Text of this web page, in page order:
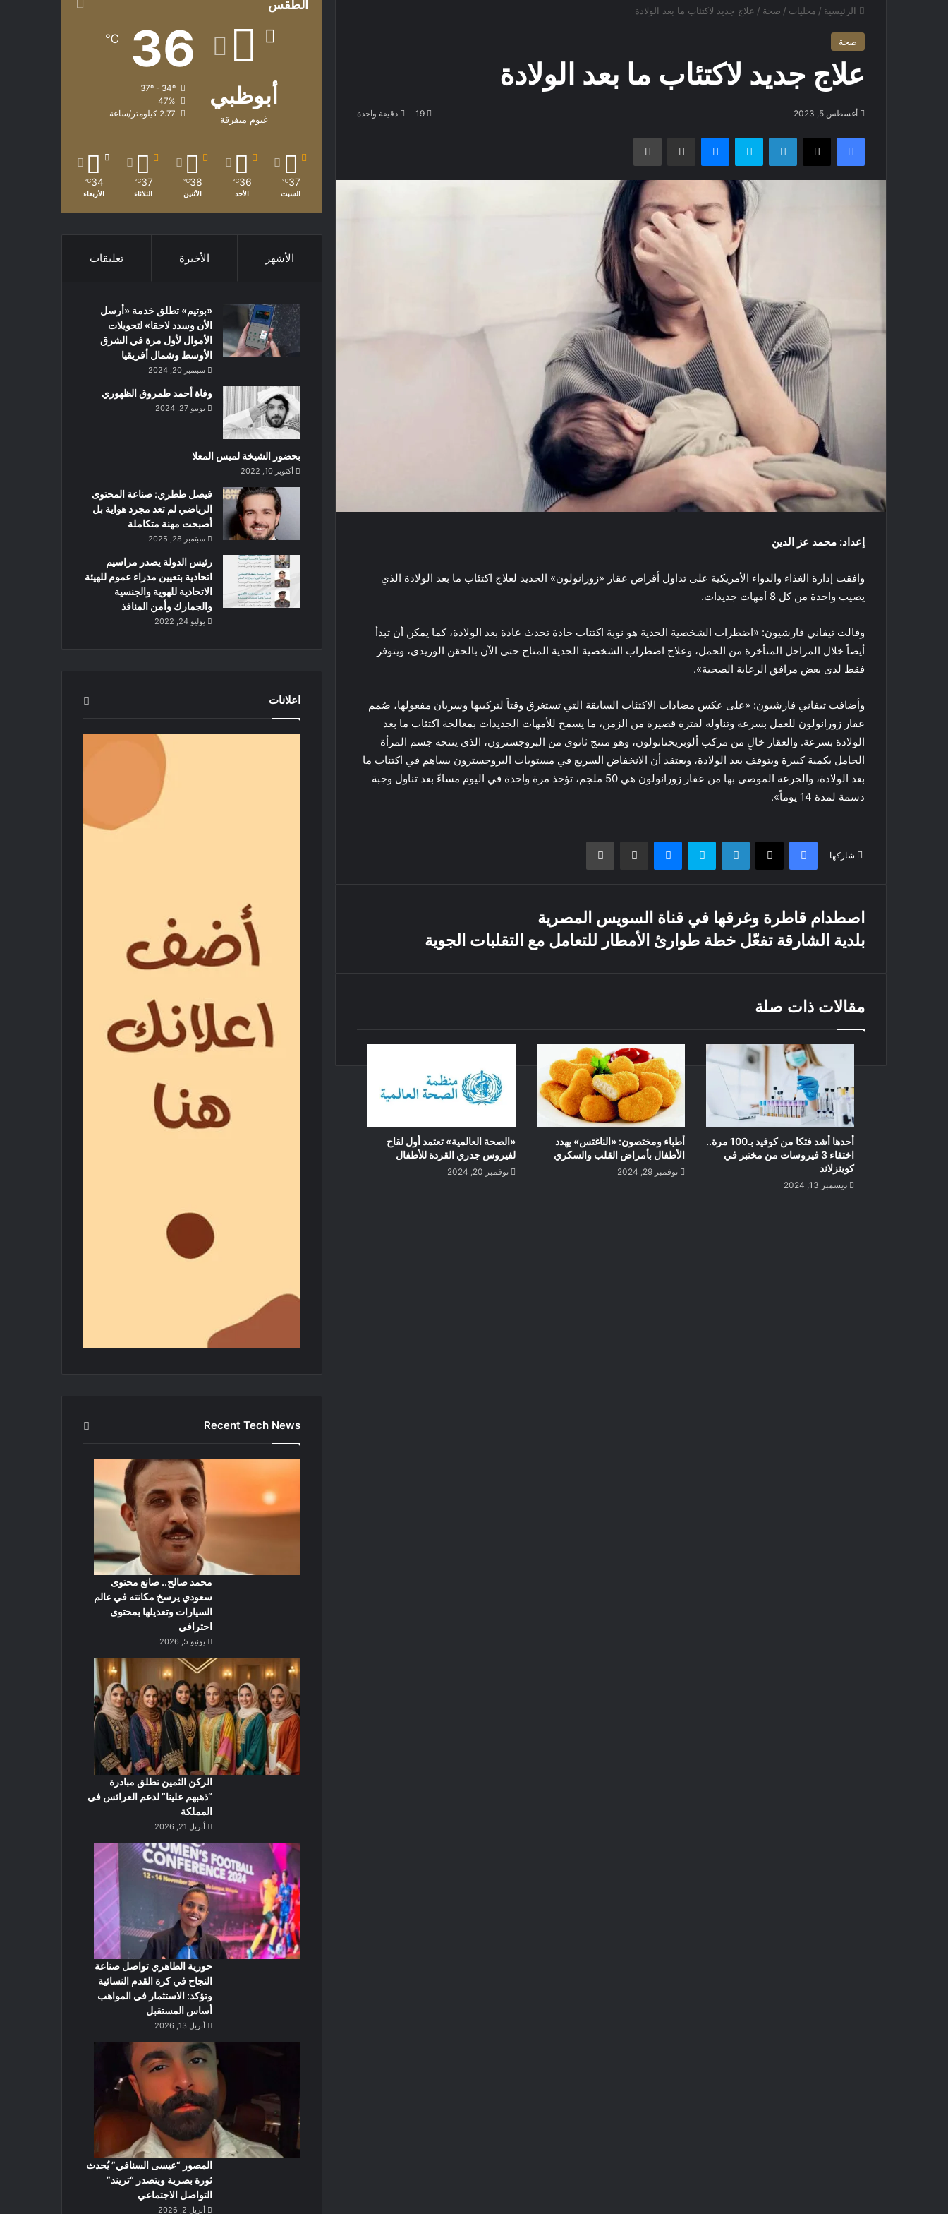
الرئيسية / محليات / صحة / علاج جديد لاكتئاب ما بعد الولادة
صحة
علاج جديد لاكتئاب ما بعد الولادة
أغسطس 5, 2023 19 دقيقة واحدة
فيسبوك X لينكدإن سكايب ماسنجر مشاركة عبر البريد طباعة
إعداد: محمد عز الدين
وافقت إدارة الغذاء والدواء الأمريكية على تداول أقراص عقار «زورانولون» الجديد لعلاج اكتئاب ما بعد الولادة الذي
يصيب واحدة من كل 8 أمهات جديدات.
وقالت تيفاني فارشيون: «اضطراب الشخصية الحدية هو نوبة اكتئاب حادة تحدث عادة بعد الولادة، كما يمكن أن تبدأ
أيضاً خلال المراحل المتأخرة من الحمل، وعلاج اضطراب الشخصية الحدية المتاح حتى الآن بالحقن الوريدي، ويتوفر
فقط لدى بعض مرافق الرعاية الصحية».
وأضافت تيفاني فارشيون: «على عكس مضادات الاكتئاب السابقة التي تستغرق وقتاً لتركيبها وسريان مفعولها، صُمم
عقار زورانولون للعمل بسرعة وتناوله لفترة قصيرة من الزمن، ما يسمح للأمهات الجديدات بمعالجة اكتئاب ما بعد
الولادة بسرعة. والعقار خالٍ من مركب ألوبريجنانولون، وهو منتج ثانوي من البروجسترون، الذي ينتجه جسم المرأة
الحامل بكمية كبيرة ويتوقف بعد الولادة، ويعتقد أن الانخفاض السريع في مستويات البروجسترون يساهم في اكتئاب ما
بعد الولادة، والجرعة الموصى بها من عقار زورانولون هي 50 ملجم، تؤخذ مرة واحدة في اليوم مساءً بعد تناول وجبة
دسمة لمدة 14 يوماً».
شاركها
فيسبوك X لينكدإن سكايب ماسنجر مشاركة عبر البريد طباعة
اصطدام قاطرة وغرقها في قناة السويس المصرية
بلدية الشارقة تفعّل خطة طوارئ الأمطار للتعامل مع التقلبات الجوية
مقالات ذات صلة
أحدها أشد فتكا من كوفيد بـ100 مرة..
اختفاء 3 فيروسات من مختبر في
كوينزلاند
ديسمبر 13, 2024
أطباء ومختصون: «الناغتس» يهدد
الأطفال بأمراض القلب والسكري
نوفمبر 29, 2024
«الصحة العالمية» تعتمد أول لقاح
لفيروس جدري القردة للأطفال
نوفمبر 20, 2024
الطقس
أبوظبي
غيوم متفرقة
36
℃
47%
2.77 كيلومتر/ساعة
37
℃
السبت
36
℃
الأحد
38
℃
الأثنين
37
℃
الثلاثاء
34
℃
الأربعاء
الأشهر الأخيرة تعليقات
«بوتيم» تطلق خدمة «أرسل
الأن وسدد لاحقا» لتحويلات
الأموال لأول مرة في الشرق
الأوسط وشمال أفريقيا
سبتمبر 20, 2024
وفاة أحمد طمروق الظهوري
يونيو 27, 2024
بحضور الشيخة لميس المعلا
أكتوبر 10, 2022
‏فيصل ططري: صناعة المحتوى
الرياضي لم تعد مجرد هواية بل
أصبحت مهنة متكاملة
سبتمبر 28, 2025
رئيس الدولة يصدر مراسيم
اتحادية بتعيين مدراء عموم للهيئة
الاتحادية للهوية والجنسية
والجمارك وأمن المنافذ
يوليو 24, 2022
اعلانات
Recent Tech News
محمد صالح.. صانع محتوى
سعودي يرسخ مكانته في عالم
السيارات وتعديلها بمحتوى
احترافي
يونيو 5, 2026
الركن الثمين تطلق مبادرة
“ذهبهم علينا” لدعم العرائس في
المملكة
أبريل 21, 2026
حورية الطاهري تواصل صناعة
النجاح في كرة القدم النسائية
وتؤكد: الاستثمار في المواهب
أساس المستقبل
أبريل 13, 2026
المصور “عيسى السنافي” يُحدث
ثورة بصرية ويتصدر “تريند”
التواصل الاجتماعي
أبريل 2, 2026